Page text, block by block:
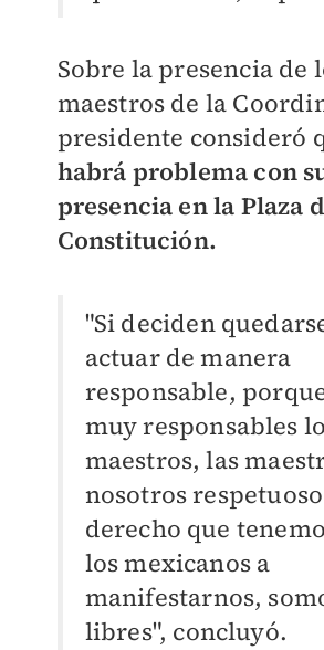
Sobre la presencia de
maestros de la
presidente consideró
habrá problema con
presencia en la Plaza
Constitución.
"Si deciden
actuar de manera
responsable,
muy responsables
maestros, las
nosotros
derecho que
los mexicanos a
manifestarnos,
libres", concluyó.